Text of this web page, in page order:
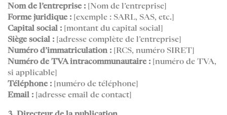
Nom de l’entreprise : [Nom de l’entreprise]
Forme juridique : [exemple : SARL, SAS, etc.]
Capital social : [montant du capital social]
Siège social : [adresse complète de l’entreprise]
Numéro d’immatriculation : [RCS, numéro SIRET]
Numéro de TVA intracommunautaire : [numéro de TVA,
si applicable]
Téléphone : [numéro de téléphone]
Email : [adresse email de contact]